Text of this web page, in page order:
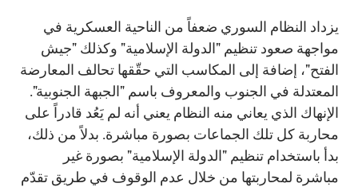
يزداد النظام السوري ضعفاً من الناحية العسكرية في
مواجهة صعود تنظيم "الدولة الإسلامية" وكذلك "جيش
الفتح"، إضافة إلى المكاسب التي حقّقها تحالف المعارضة
المعتدلة في الجنوب والمعروف باسم "الجبهة الجنوبية".
الإنهاك الذي يعاني منه النظام يعني أنه لم يَعُد قادراً على
محاربة كل تلك الجماعات بصورة مباشرة. بدلاً من ذلك،
بدأ باستخدام تنظيم "الدولة الإسلامية" بصورة غير
مباشرة لمحاربتها من خلال عدم الوقوف في طريق تقدّم